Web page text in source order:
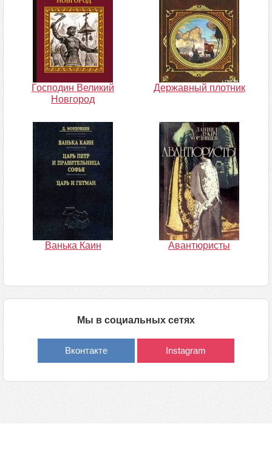
Господин Великий
Новгород
Державный плотник
Ванька Каин Авантюристы
Мы в социальных сетях
Вконтакте Instagram